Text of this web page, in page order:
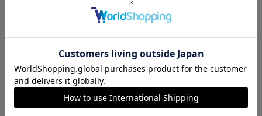
Ｊ1 Ｊ2 Ｊ3
Ｊリーグオンラインストアとは